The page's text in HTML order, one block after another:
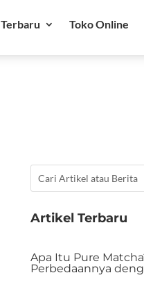
Terbaru Toko Online
Artikel Terbaru
Apa Itu Pure
Perbedaannya